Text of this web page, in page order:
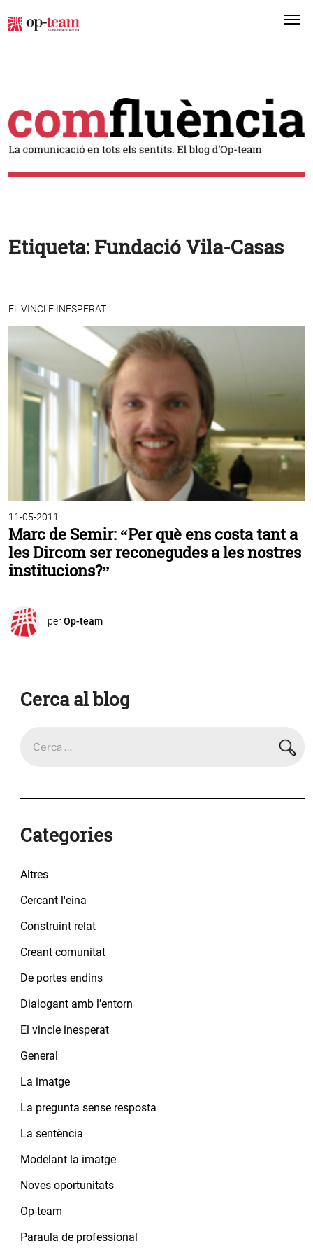
Etiqueta: Fundació Vila-Casas
EL VINCLE INESPERAT
11-05-2011
Marc de Semir: “Per què ens costa tant a
les Dircom ser reconegudes a les nostres
institucions?”
perOp-team
Cerca al blog
Categories
Altres
Cercant l'eina
Construint relat
Creant comunitat
De portes endins
Dialogant amb l'entorn
El vincle inesperat
General
La imatge
La pregunta sense resposta
La sentència
Modelant la imatge
Noves oportunitats
Op-team
Paraula de professional